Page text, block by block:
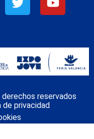
reservados
de privacidad